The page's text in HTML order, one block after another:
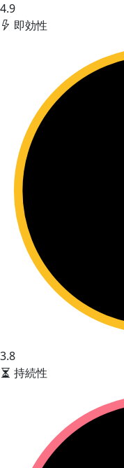
4.9
即効性
3.8
持続性